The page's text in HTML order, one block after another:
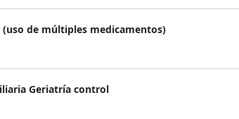
(uso de múltiples medicamentos)
Geriatría control